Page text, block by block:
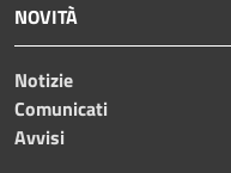
NOVITÀ
Notizie
Comunicati
Avvisi